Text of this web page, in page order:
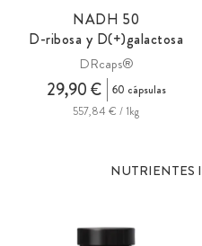
NADH 50
D-ribosa y D(+)galactosa
DRcaps®
29,90 €
60 cápsulas
557,84 € / 1kg
NUTRIENTES